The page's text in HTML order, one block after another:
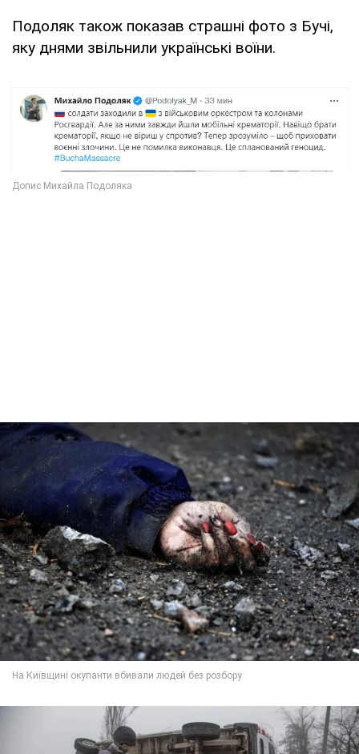
Подоляк також показав страшні фото з Бучі,
яку днями звільнили українські воїни.